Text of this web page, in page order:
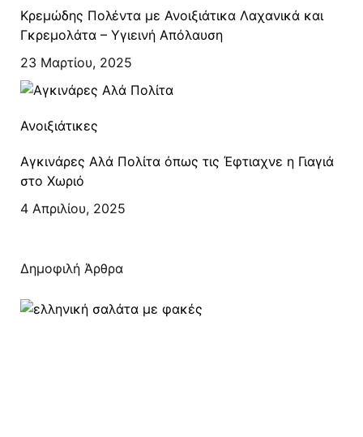
Κρεμώδης Πολέντα με Ανοιξιάτικα Λαχανικά και
Γκρεμολάτα – Υγιεινή Απόλαυση
23 Μαρτίου, 2025
Ανοιξιάτικες
Αγκινάρες Αλά Πολίτα όπως τις Έφτιαχνε η Γιαγιά
στο Χωριό
4 Απριλίου, 2025
Δημοφιλή Άρθρα